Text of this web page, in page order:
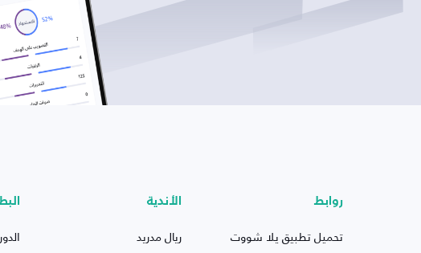
روابط
تحميل تطبيق يلا شووت
الأندية
ريال مدريد